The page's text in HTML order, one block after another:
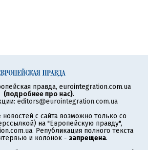
правда, eurointegration.com.ua
(подробнее про нас).
editors@eurointegration.com.ua
новостей с сайта возможно только со
на "Европейскую правду",
Републикация полного текста
и колонок - запрещена.